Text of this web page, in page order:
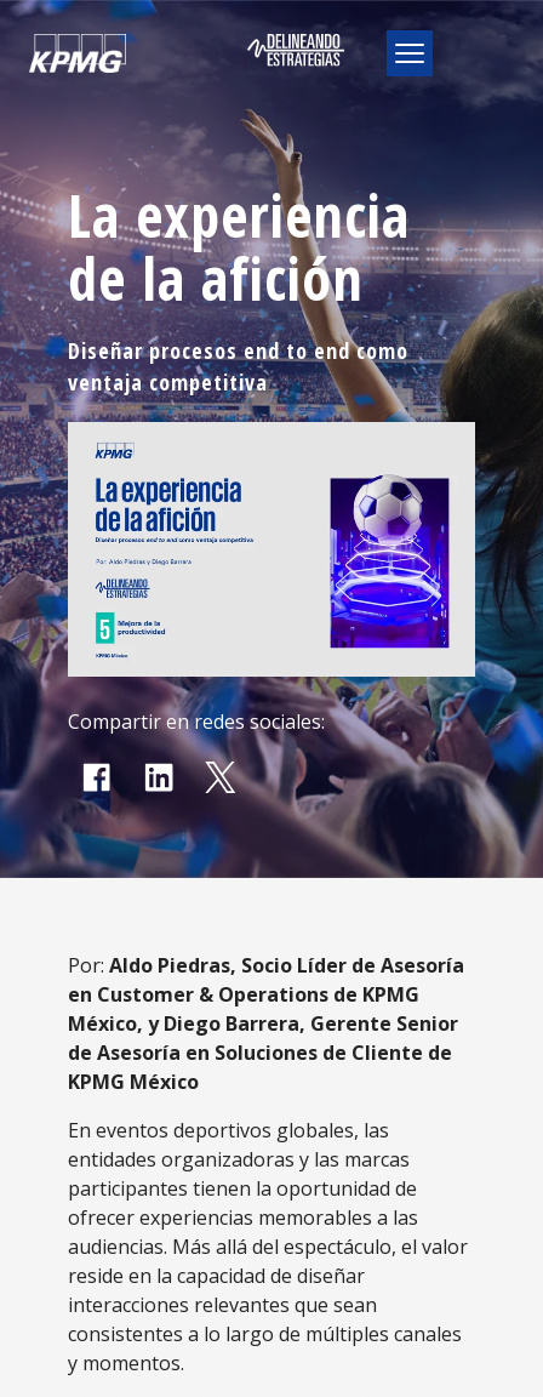
La experiencia
de la afición
Diseñar procesos end to end como
ventaja competitiva
Compartir en redes sociales:
Por: Aldo Piedras, Socio Líder de Asesoría
en Customer & Operations de KPMG
México, y Diego Barrera, Gerente Senior
de Asesoría en Soluciones de Cliente de
KPMG México
En eventos deportivos globales, las
entidades organizadoras y las marcas
participantes tienen la oportunidad de
ofrecer experiencias memorables a las
audiencias. Más allá del espectáculo, el valor
reside en la capacidad de diseñar
interacciones relevantes que sean
consistentes a lo largo de múltiples canales
y momentos.